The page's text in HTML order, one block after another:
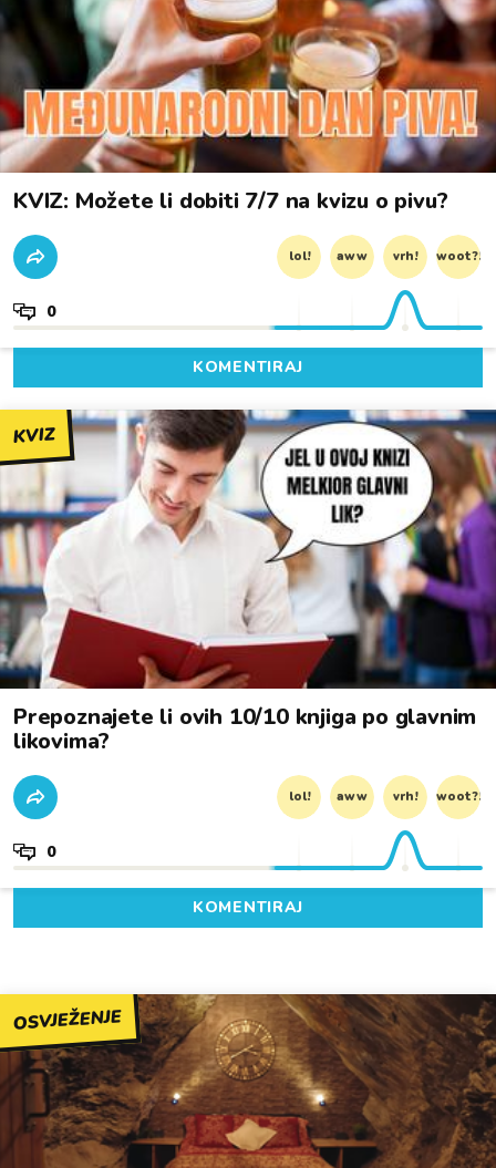
KVIZ: Možete li dobiti 7/7 na kvizu o pivu?
lol! aww vrh! woot?!
0
KOMENTIRAJ
KVIZ
Prepoznajete li ovih 10/10 knjiga po glavnim
likovima?
lol! aww vrh! woot?!
0
KOMENTIRAJ
OSVJEŽENJE